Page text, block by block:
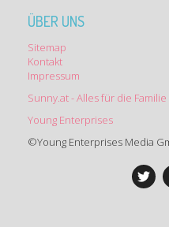
ÜBER UNS
Sitemap
Kontakt
Impressum
Sunny.at - Alles für die Familie
Young Enterprises
©Young Enterprises Media